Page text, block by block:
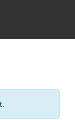
.